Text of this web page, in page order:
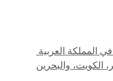
المملكة العربية
الكويت، والبحرين